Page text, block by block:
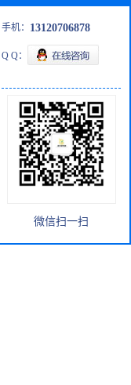
手机： 13120706878
Q Q：
微信扫一扫